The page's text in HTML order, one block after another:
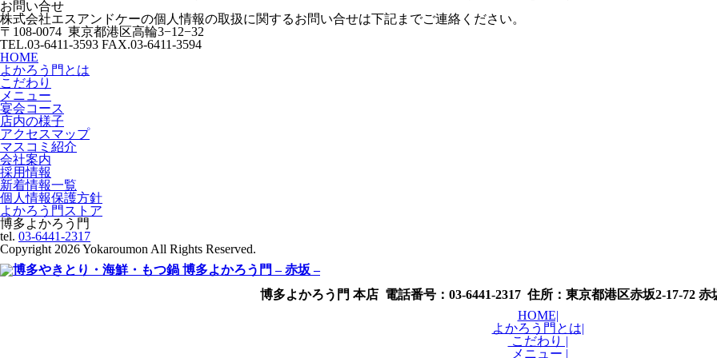
お問い合せ
株式会社エスアンドケーの個人情報の取扱に関するお問い合せは下記までご連絡ください。
〒108-0074 東京都港区高輪3−12−32
TEL.03-6411-3593 FAX.03-6411-3594
HOME
よかろう門とは
こだわり
メニュー
宴会コース
店内の様子
アクセスマップ
マスコミ紹介
会社案内
採用情報
新着情報一覧
個人情報保護方針
よかろう門ストア
博多よかろう門
tel. 03-6441-2317
Copyright 2026 Yokaroumon All Rights Reserved.
博多よかろう門 本店 電話番号：03-6441-2317 住所：東京都港区赤坂2-17-72 赤
HOME|
よかろう門とは|
こだわり |
メニュー |